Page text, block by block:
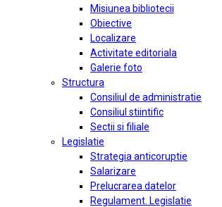
Misiunea bibliotecii
Obiective
Localizare
Activitate editoriala
Galerie foto
Structura
Consiliul de administratie
Consiliul stiintific
Sectii si filiale
Legislatie
Strategia anticoruptie
Salarizare
Prelucrarea datelor
Regulament. Legislatie